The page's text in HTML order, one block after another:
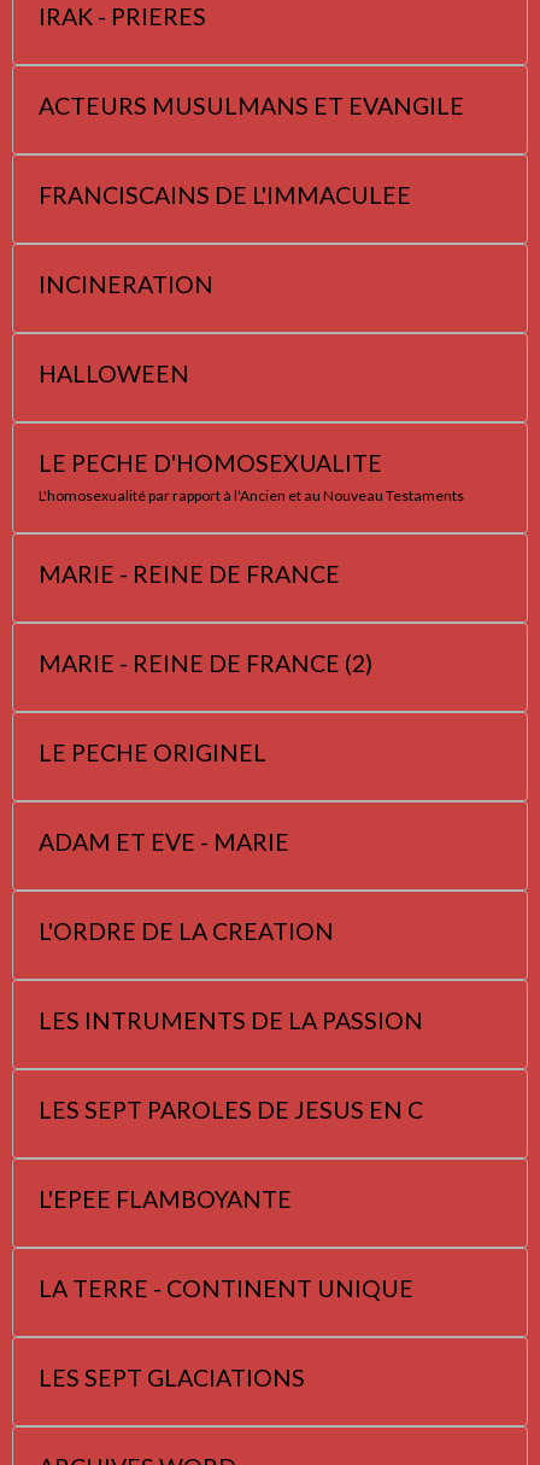
IRAK - PRIERES
ACTEURS MUSULMANS ET EVANGILE
FRANCISCAINS DE L'IMMACULEE
INCINERATION
HALLOWEEN
LE PECHE D'HOMOSEXUALITE
L'homosexualité par rapport à l'Ancien et au Nouveau Testaments
MARIE - REINE DE FRANCE
MARIE - REINE DE FRANCE (2)
LE PECHE ORIGINEL
ADAM ET EVE - MARIE
L'ORDRE DE LA CREATION
LES INTRUMENTS DE LA PASSION
LES SEPT PAROLES DE JESUS EN C
L'EPEE FLAMBOYANTE
LA TERRE - CONTINENT UNIQUE
LES SEPT GLACIATIONS